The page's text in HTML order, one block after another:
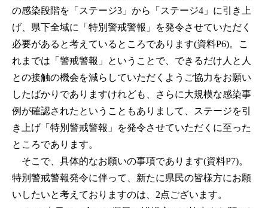
の感染段階を「ステージ3」から「ステージ4」に引き上
げ、県下全域に「特別警戒警報」を発令させていただく
必要があると考えているところであります(資料P6)。こ
れまでは「警戒警報」ということで、できるだけ人と人
との接触の機会を減らしていただくようご協力をお願い
したばかりでありますけれども、さらに大規模な感染事
例が確認されたということもありまして、ステージを引
き上げ「特別警戒警報」を発令させていただくに至った
ところであります。
そこで、具体的なお願いの事項であります(資料P7)。
特別警戒警報発令に伴って、新たに県民の皆様方にお願
いしたいと考えておりますのは、2点ございます。